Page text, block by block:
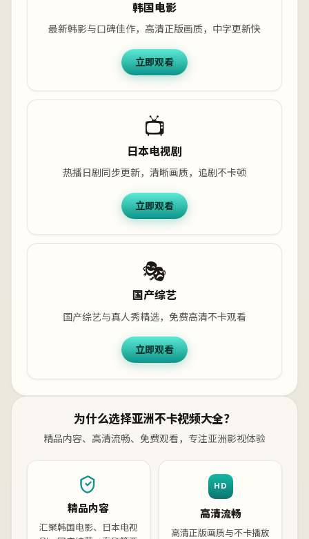
韩国电影
最新韩影与口碑佳作，高清正版画质，中字更新快
立即观看
📺
日本电视剧
热播日剧同步更新，清晰画质，追剧不卡顿
立即观看
🎭
国产综艺
国产综艺与真人秀精选，免费高清不卡观看
立即观看
为什么选择亚洲不卡视频大全？
精品内容、高清流畅、免费观看，专注亚洲影视体验
精品内容
汇聚韩国电影、日本电视
HD
高清流畅
高清正版画质与不卡播放